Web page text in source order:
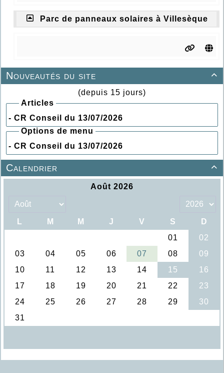

Nouveautés du site
(depuis 15 jours)
Articles
- CR Conseil du 13/07/2026
Options de menu
- CR Conseil du 13/07/2026

Calendrier
Parc de panneaux solaires à Villesèque